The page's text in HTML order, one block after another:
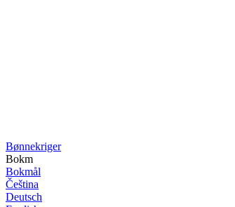
Bønne­kriger
Bokm
Bokmål
Čeština
Deutsch